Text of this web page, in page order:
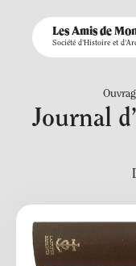
Les Amis de
Société d'Histoire et
Journal